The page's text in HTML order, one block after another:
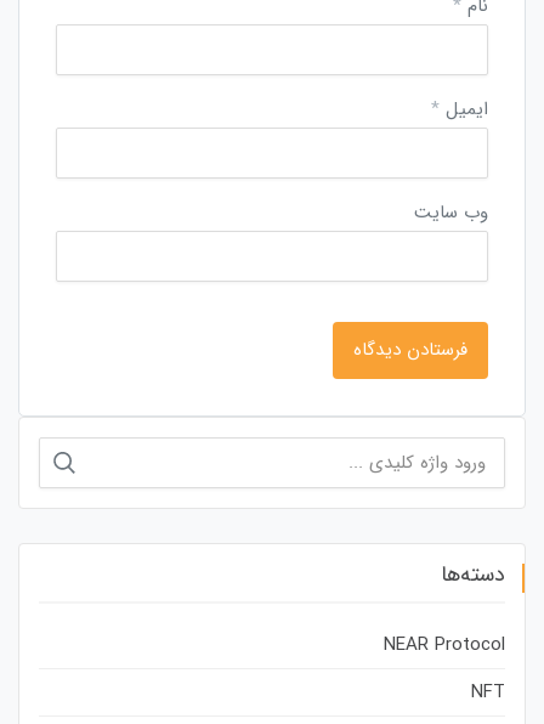
ایمیل *
وب‌ سایت
برای:
دسته‌ها
NEAR Protocol
NFT